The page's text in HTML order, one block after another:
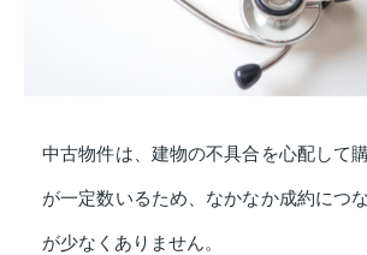
中古物件は、建物の不具合を心配して
が一定数いるため、なかなか成約につ
が少なくありません。